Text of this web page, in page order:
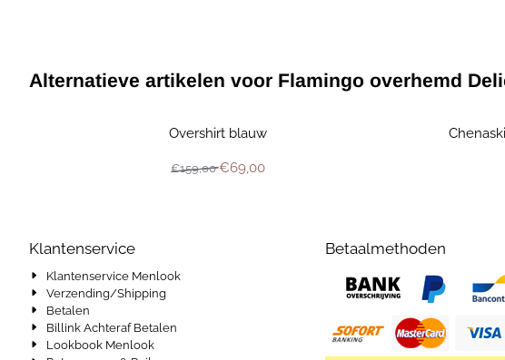
Alternatieve artikelen voor Flamingo overhemd
Overshirt blauw
Van 159,00 voor 69,00
€159,00€69,00
Klantenservice
Klantenservice Menlook
Verzending/Shipping
Betalen
Billink Achteraf Betalen
Lookbook Menlook
Betaalmethoden